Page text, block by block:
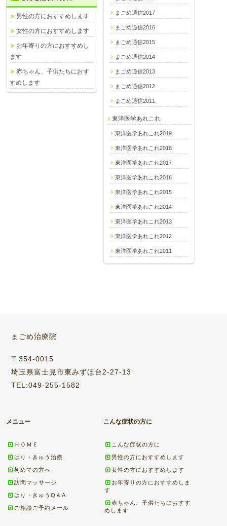
まごめ通信2017
まごめ通信2016
まごめ通信2015
まごめ通信2014
まごめ通信2013
まごめ通信2012
まごめ通信2011
東洋医学あれこれ
東洋医学あれこれ2019
東洋医学あれこれ2018
東洋医学あれこれ2017
東洋医学あれこれ2016
東洋医学あれこれ2015
東洋医学あれこれ2014
東洋医学あれこれ2013
東洋医学あれこれ2012
東洋医学あれこれ2011
男性の方におすすめします
女性の方におすすめします
お年寄りの方におすすめし
ます
赤ちゃん、子供たちにおす
すめします
まごめ治療院
〒354-0015
埼玉県富士見市東みずほ台2-27-13
TEL:049-255-1582
メニュー
ＨＯＭＥ
はり・きゅう治療
初めての方へ
訪問マッサージ
はり・きゅうQ＆A
ご相談ご予約メール
こんな症状の方に
こんな症状の方に
男性の方におすすめします
女性の方におすすめします
お年寄りの方におすすめしま
す
赤ちゃん、子供たちにおすす
めします